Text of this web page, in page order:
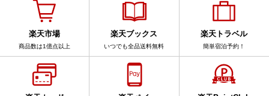
楽天市場
商品数は1億点以上
楽天ブックス
いつでも全品送料無料
楽天トラベル
簡単宿泊予約！